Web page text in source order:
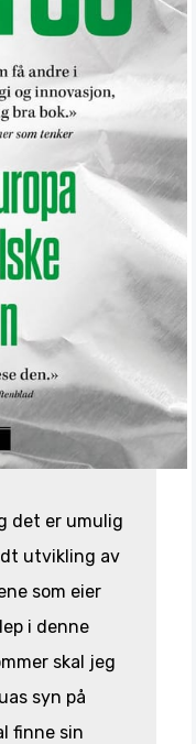
det er umulig
utvikling av
som eier
i denne
skal jeg
syn på
finne sin